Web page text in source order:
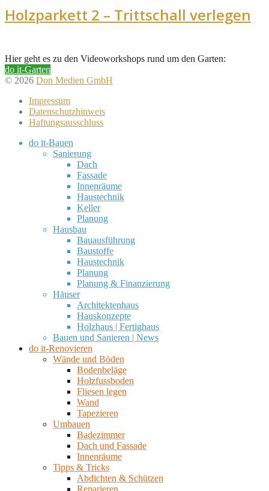
Holzparkett 2 – Trittschall verlegen
Hier geht es zu den Videoworkshops rund um den Garten:
do it-Garten
© 2026 Don Medien GmbH
Impressum
Datenschutzhinweis
Haftungsausschluss
do it-Bauen
Sanierung
Dach
Fassade
Innenräume
Haustechnik
Keller
Planung
Hausbau
Bauausführung
Baustoffe
Haustechnik
Planung
Planung & Finanzierung
Häuser
Architektenhaus
Hauskonzepte
Holzhaus | Fertighaus
Bauen und Sanieren | News
do it-Renovieren
Wände und Böden
Bodenbeläge
Holzfussboden
Fliesen legen
Wand
Tapezieren
Umbauen
Badezimmer
Dach und Fassade
Innenräume
Tipps & Tricks
Abdichten & Schützen
Reparieren